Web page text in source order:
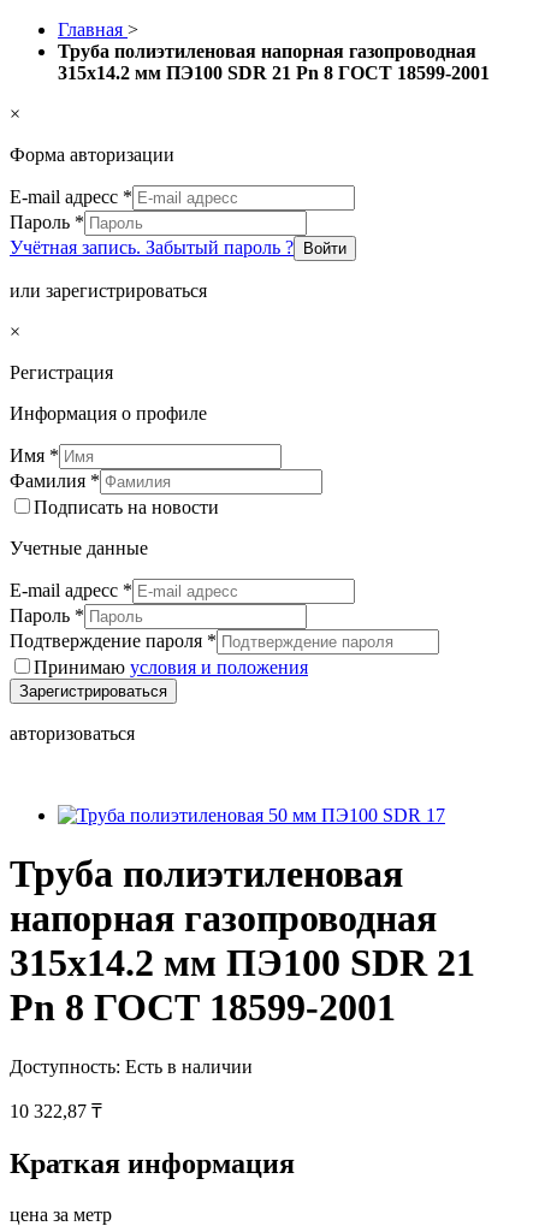
Главная >
Труба полиэтиленовая напорная газопроводная
315х14.2 мм ПЭ100 SDR 21 Pn 8 ГОСТ 18599-2001
×
Форма авторизации
E-mail адресс *
Пароль *
Учётная запись. Забытый пароль ?
Войти
или зарегистрироваться
×
Регистрация
Информация о профиле
Имя *
Фамилия *
Подписать на новости
Учетные данные
E-mail адресс *
Пароль *
Подтверждение пароля *
Принимаю условия и положения
Зарегистрироваться
авторизоваться
Труба полиэтиленовая
напорная газопроводная
315х14.2 мм ПЭ100 SDR 21
Pn 8 ГОСТ 18599-2001
Доступность: Есть в наличии
10 322,87 ₸
Краткая информация
цена за метр